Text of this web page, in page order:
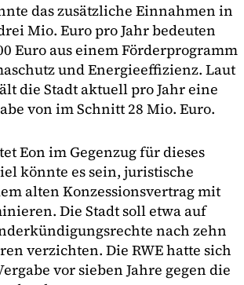
das zusätzliche Einnahmen in
Mio. Euro pro Jahr bedeuten
Euro aus einem Förderprogramm
und Energieeffizienz. Laut
die Stadt aktuell pro Jahr eine
von im Schnitt 28 Mio. Euro.
Eon im Gegenzug für dieses
könnte es sein, juristische
alten Konzessionsvertrag mit
Die Stadt soll etwa auf
nach zehn
verzichten. Die RWE hatte sich
vor sieben Jahre gegen die